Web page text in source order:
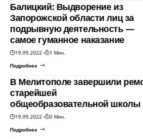
Балицкий: Выдворение из
Запорожской области лиц за
подрывную деятельность —
самое гуманное наказание
19.09.2022
1 Мин.
Подробнее
В Мелитополе завершили
старейшей
общеобразовательной школы
19.09.2022
0 Мин.
Подробнее